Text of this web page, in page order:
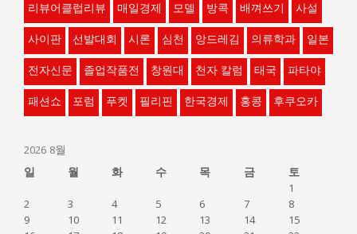
리뷰어클럽리뷰
매일경제 모델 방콕 배껴쓰기
사설
사이판
선발대회 시론 심천 앙드레김 의류학과
일본
전자신문
졸업작품전 창원대 천자 칼럼 태국
파타야
패션쇼
포럼 푸켓 필리핀 한국경제 홍콩 후쿠오카
2026 8월
일
월 화 수 목 금
토
1
2
3 4 5 6 7
8
9
10 11 12 13 14
15